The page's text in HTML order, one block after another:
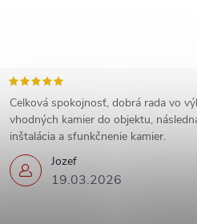
Jozef
19.03.2026
Celková spokojnosť, dobrá rada vo
vhodných kamier do objektu,
inštalácia a sfunkčnenie kamier.